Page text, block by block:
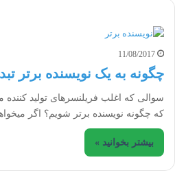
11/08/2017
چگونه به یک نویسنده برتر
سوالی که اغلب فریلنسرهای تولید
که چگونه نویسنده برتر شویم؟ اگر
بیشتر بخوانید »